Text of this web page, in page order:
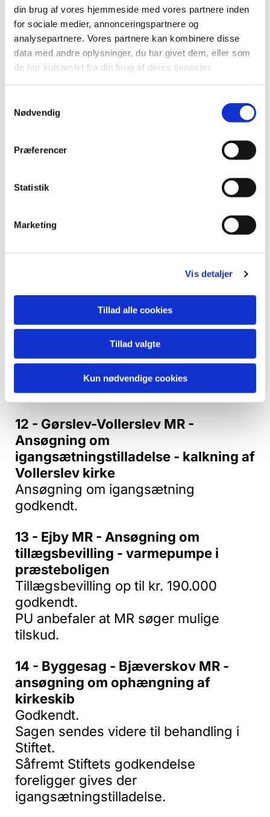
din brug af vores hjemmeside med vores partnere inden
for sociale medier, annonceringspartnere og
analysepartnere. Vores partnere kan kombinere disse
data med andre oplysninger, du har givet dem, eller som
de har indsamlet fra din brug af deres tjenester.
Nødvendig
Præferencer
Statistik
Marketing
Vis detaljer
Tillad alle cookies
Tillad valgte
Kun nødvendige cookies
9 - Køre MR - Projektregnskab - Ny
maskine til kirkegårdene
Nadia Sandberg deltog ikke i
behandling af punktet.
Projektregnskab godkendt.
overføres til Menighedsrådet.
dækkes af Menighedsrådets drift.
10 - Gørslev-Vollerslev MR -
Projektregnskab - rensning af orgel i
Projektregnskab godkendt.
11 - Lidemark MR - Ansøgning om
igangsætningstilladelse - Nyt stråtag
på kirkegårdslængen
Bjørn Skjelsager deltog ikke i
behandling af punktet.
Ansøgning om igangsætning
godkendt.
12 - Gørslev-Vollerslev MR -
Ansøgning om
igangsætningstilladelse - kalkning af
Vollerslev kirke
Ansøgning om igangsætning
godkendt.
13 - Ejby MR - Ansøgning om
tillægsbevilling - varmepumpe i
præsteboligen
Tillægsbevilling op til kr. 190.000
godkendt.
PU anbefaler at MR søger mulige
tilskud.
14 - Byggesag - Bjæverskov MR -
ansøgning om ophængning af
kirkeskib
Godkendt.
Sagen sendes videre til behandling i
Stiftet.
Såfremt Stiftets godkendelse
foreligger gives der
igangsætningstilladelse.